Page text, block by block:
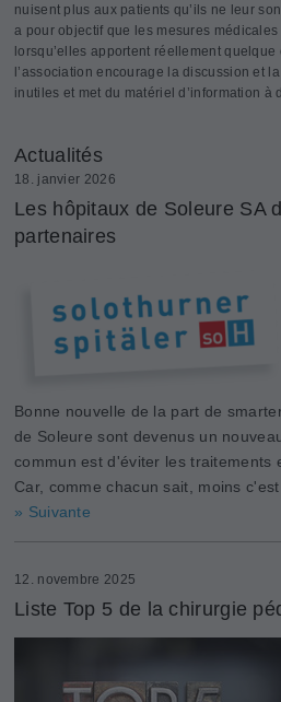
nuisent plus aux patients qu’ils ne leur
a pour objectif que les mesures
lorsqu’elles apportent réellement quelque
l’association encourage la discussion et
inutiles et met du matériel d’information à
Actualités
18. janvier 2026
Les hôpitaux de Soleure SA
partenaires
Bonne nouvelle de la part de
de Soleure sont devenus un
commun est d'éviter les traitements
Car, comme chacun sait, moins c'est
» Suivante
12. novembre 2025
Liste Top 5 de la chirurgie